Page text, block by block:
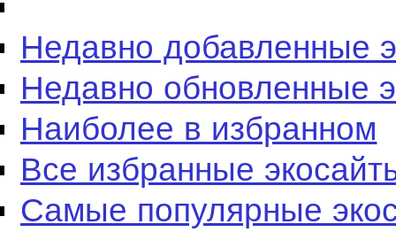
Недавно добавленные
Недавно обновленные
Наиболее в избранном
Все избранные
Самые популярные